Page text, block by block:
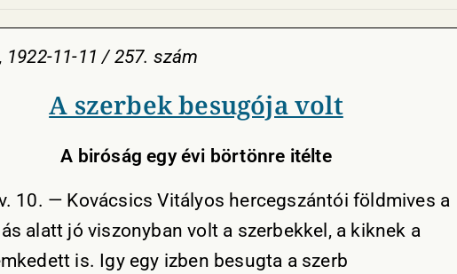
1922-11-11 / 257. szám
A szerbek besugója volt
A biróság egy évi börtönre itélte
10. — Kovácsics Vitályos hercegszántói földmives a
alatt jó viszonyban volt a szerbekkel, a kiknek a
is. Igy egy izben besugta a szerb